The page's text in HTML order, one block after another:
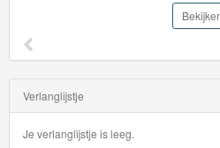
Bekijken
Verlanglijstje
Je verlanglijstje is leeg.